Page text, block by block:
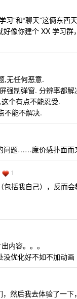
”和“聊天”这俩东西
像你建个 XX 学习
,无任何恶意.
强制弹窗. 分辨率都
个有点不能忍受.
不能不解决.
问题……廉价感扑面而
1
括我自己），反而会
内容。。。
优化好不如不加动画
然后我去体验了一